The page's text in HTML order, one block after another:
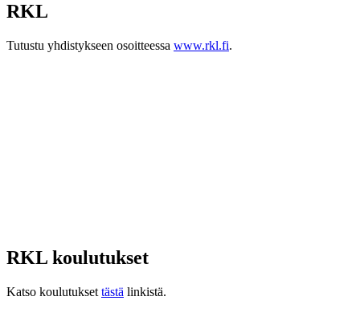
RKL
Tutustu yhdistykseen osoitteessa www.rkl.fi.
RKL koulutukset
Katso koulutukset tästä linkistä.